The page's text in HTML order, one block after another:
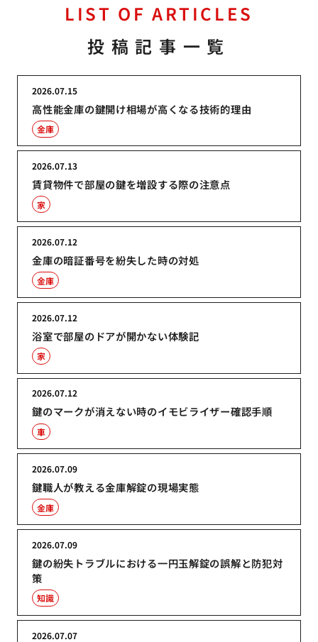
LIST OF ARTICLES
投稿記事一覧
高性能金庫の鍵開け相場が高くなる技術的理由
2026.07.15
金庫
賃貸物件で部屋の鍵を増設する際の注意点
2026.07.13
家
金庫の暗証番号を紛失した時の対処
2026.07.12
金庫
浴室で部屋のドアが開かない体験記
2026.07.12
家
鍵のマークが消えない時のイモビライザー確認手順
2026.07.12
車
鍵職人が教える金庫解錠の現場実態
2026.07.09
金庫
鍵の紛失トラブルにおける一円玉解錠の誤解と防犯対
策
2026.07.09
知識
2026.07.07